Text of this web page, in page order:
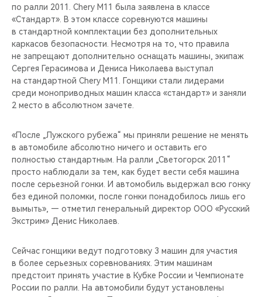
по ралли 2011. Chery М11 была заявлена в классе
«Стандарт». В этом классе соревнуются машины
в стандартной комплектации без дополнительных
каркасов безопасности. Несмотря на то, что правила
не запрещают дополнительно оснащать машины, экипаж
Сергея Герасимова и Дениса Николаева выступал
на стандартной Chery М11. Гонщики стали лидерами
среди моноприводных машин класса «стандарт» и заняли
2 место в абсолютном зачете.
«После „Лужского рубежа“ мы приняли решение не менять
в автомобиле абсолютно ничего и оставить его
полностью стандартным. На ралли „Светогорск 2011“
просто наблюдали за тем, как будет вести себя машина
после серьезной гонки. И автомобиль выдержал всю гонку
без единой поломки, после гонки понадобилось лишь его
вымыть», — отметил генеральный директор ООО «Русский
Экстрим» Денис Николаев.
Сейчас гонщики ведут подготовку 3 машин для участия
в более серьезных соревнованиях. Этим машинам
предстоит принять участие в Кубке России и Чемпионате
России по ралли. На автомобили будут установлены